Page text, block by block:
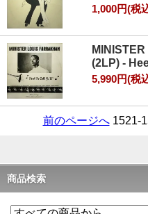
1,000円(税
(2LP) -
5,990円(税
前のページへ1521-
商品検索